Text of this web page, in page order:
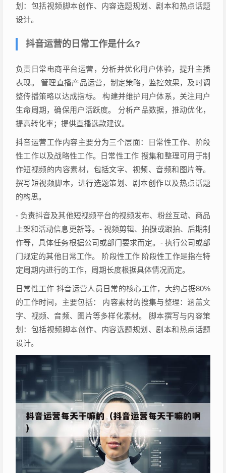
划：包括视频脚本创作、内容选题规划、剧本和热点话题
设计。
抖音运营的日常工作是什么?
负责日常电商平台运营，分析并优化用户体验，提升主播
表现。 管理直播产品运营，制定策略，监控效果，及时调
整传播策略以达成指标。 构建并维护用户体系，关注用户
生命周期，确保用户活跃度。 分析产品数据，推动优化，
提高转化率；提供直播选款建议。
抖音运营工作内容主要分为三个层面：日常性工作、阶段
性工作以及战略性工作。日常性工作 搜集和整理可用于制
作短视频的内容素材，包括文字、视频、音频和图片等。
撰写短视频脚本，进行选题策划、剧本创作以及热点话题
的构思。
- 负责抖音及其他短视频平台的视频发布、粉丝互动、商品
上架和活动信息更新等。- 视频剪辑、拍摄或跟拍、后期制
作等，具体任务根据公司或部门要求而定。- 执行公司或部
门规定的其他日常工作。 阶段性工作 阶段性工作是指在特
定周期内进行的工作，周期长度根据具体情况而定。
日常性工作 抖音运营人员日常的核心工作，大约占据80%
的工作时间，主要包括： 内容素材的搜集与整理：涵盖文
字、视频、音频、图片等多样化素材。 脚本撰写与内容策
划：包括视频脚本创作、内容选题规划、剧本和热点话题
设计。